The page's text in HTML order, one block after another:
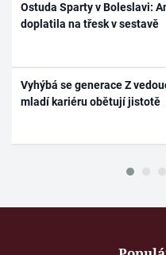
Ostuda Sparty v Boleslavi:
doplatila na třesk v sestavě
Vyhýbá se generace Z
mladí kariéru obětují jistotě